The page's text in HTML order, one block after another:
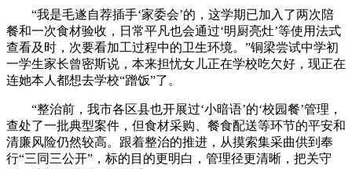
“我是毛遂自荐插手‘家委会’的，这学期已加入了两次陪
餐和一次食材验收，日常平凡也会通过‘明厨亮灶’等使用法式
查看及时，次要看加工过程中的卫生环境。”铜梁尝试中学初
一学生家长曾密斯说，本来担忧女儿正在学校吃欠好，现正在
连她本人都想去学校“蹭饭”了。
“整治前，我市各区县也开展过‘小暗语’的‘校园餐’管理，
查处了一批典型案件，但食材采购、餐食配送等环节的平安和
清廉风险仍然较高。跟着整治的推进，从摸索集采曲供到奉
行“三同三公开”，标的目的更明白，管理径更清晰，把关守